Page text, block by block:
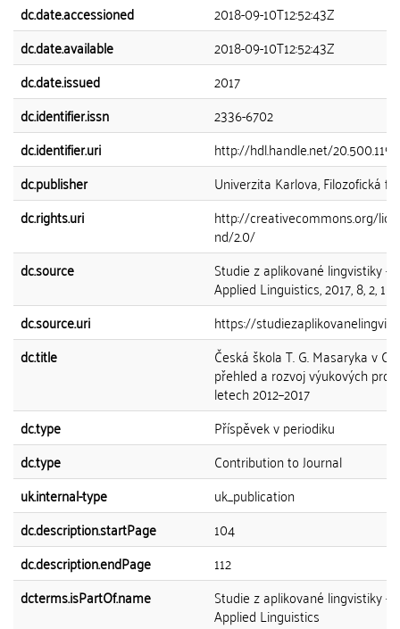
dc.date.accessioned
2018-09-10T12:52:43Z
dc.date.available
2018-09-10T12:52:43Z
dc.date.issued
2017
dc.identifier.issn
2336-6702
dc.identifier.uri
http://hdl.handle.net/
dc.publisher
Univerzita Karlova, Filozofická
dc.rights.uri
http://creativecommons.org/
nd/2.0/
dc.source
Studie z aplikované lingvistiky -
Applied Linguistics, 2017, 8, 2,
dc.source.uri
https://
dc.title
Česká škola T. G. Masaryka v
přehled a rozvoj výukových
letech 2012–2017
dc.type
Příspěvek v periodiku
dc.type
Contribution to Journal
uk.internal-type
uk_publication
dc.description.startPage
104
dc.description.endPage
112
dcterms.isPartOf.name
Studie z aplikované lingvistiky -
Applied Linguistics